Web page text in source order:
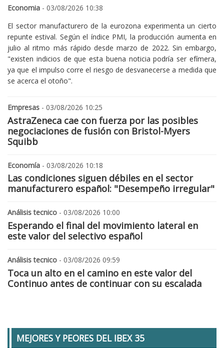
Economia - 03/08/2026 10:38
El sector manufacturero de la eurozona experimenta un cierto
repunte estival. Según el índice PMI, la producción aumenta en
julio al ritmo más rápido desde marzo de 2022. Sin embargo,
"existen indicios de que esta buena noticia podría ser efímera,
ya que el impulso corre el riesgo de desvanecerse a medida que
se acerca el otoño".
Empresas - 03/08/2026 10:25
AstraZeneca cae con fuerza por las posibles
negociaciones de fusión con Bristol-Myers
Squibb
Economía - 03/08/2026 10:18
Las condiciones siguen débiles en el sector
manufacturero español: "Desempeño irregular"
Análisis tecnico - 03/08/2026 10:00
Esperando el final del movimiento lateral en
este valor del selectivo español
Análisis tecnico - 03/08/2026 09:59
Toca un alto en el camino en este valor del
Continuo antes de continuar con su escalada
MEJORES Y PEORES DEL IBEX 35